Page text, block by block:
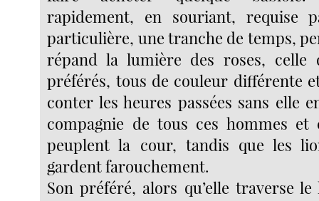
rapidement, en souriant, requise
particulière, une tranche de temps,
répand la lumière des roses, celle
préférés, tous de couleur différente
conter les heures passées sans elle
compagnie de tous ces hommes et
peuplent la cour, tandis que les
gardent farouchement.
Son préféré, alors qu’elle traverse